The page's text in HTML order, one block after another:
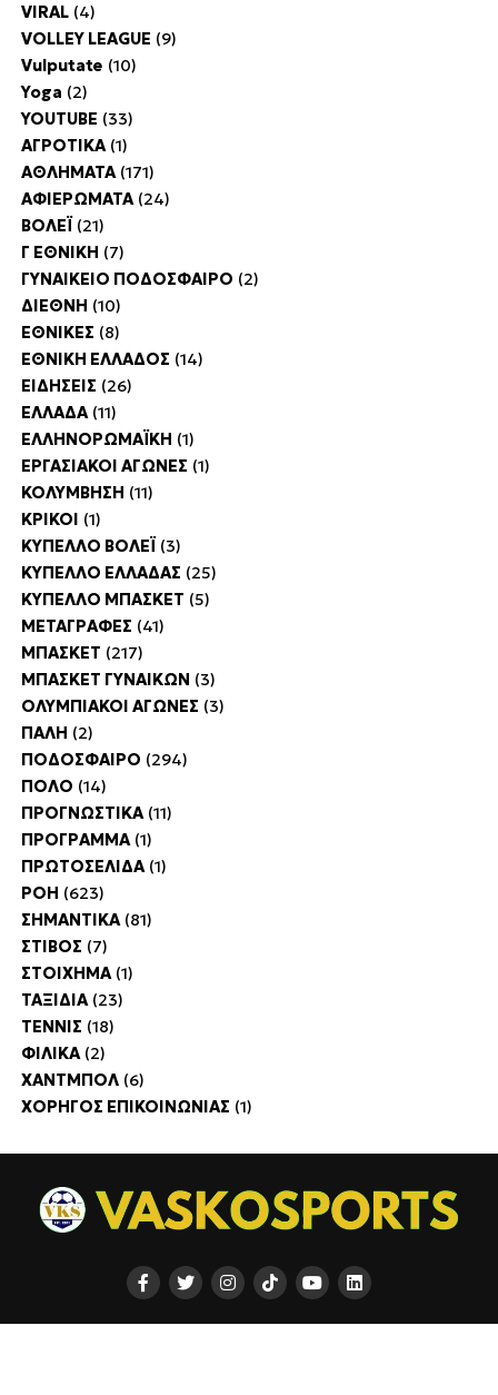
VIRAL(4)
VOLLEY LEAGUE (9)
Vulputate (10)
Yoga (2)
YOUTUBE (33)
ΑΓΡΟΤΙΚΑ(1)
ΑΘΛΗΜΑΤΑ(171)
ΑΦΙΕΡΩΜΑΤΑ(24)
ΒΟΛΕΪ (21)
Γ ΕΘΝΙΚΗ (7)
ΓΥΝΑΙΚΕΙΟ ΠΟΔΟΣΦΑΙΡΟ (2)
ΔΙΕΘΝΗ (10)
ΕΘΝΙΚΕΣ (8)
ΕΘΝΙΚΗ ΕΛΛΑΔΟΣ (14)
ΕΙΔΗΣΕΙΣ (26)
ΕΛΛΑΔΑ(11)
ΕΛΛΗΝΟΡΩΜΑΪΚΗ (1)
ΕΡΓΑΣΙΑΚΟΙ ΑΓΩΝΕΣ (1)
ΚΟΛΥΜΒΗΣΗ (11)
ΚΡΙΚΟΙ (1)
ΚΥΠΕΛΛΟ ΒΟΛΕΪ (3)
ΚΥΠΕΛΛΟ ΕΛΛΑΔΑΣ (25)
ΚΥΠΕΛΛΟ ΜΠΑΣΚΕΤ (5)
ΜΕΤΑΓΡΑΦΕΣ (41)
ΜΠΑΣΚΕΤ (217)
ΜΠΑΣΚΕΤ ΓΥΝΑΙΚΩΝ (3)
ΟΛΥΜΠΙΑΚΟΙ ΑΓΩΝΕΣ (3)
ΠΑΛΗ (2)
ΠΟΔΟΣΦΑΙΡΟ (294)
ΠΟΛΟ (14)
ΠΡΟΓΝΩΣΤΙΚΑ(11)
ΠΡΟΓΡΑΜΜΑ(1)
ΠΡΩΤΟΣΕΛΙΔΑ(1)
ΡΟΗ (623)
ΣΗΜΑΝΤΙΚΑ(81)
ΣΤΙΒΟΣ (7)
ΣΤΟΙΧΗΜΑ(1)
ΤΑΞΙΔΙΑ(23)
ΤΕΝΝΙΣ (18)
ΦΙΛΙΚΑ(2)
ΧΑΝΤΜΠΟΛ(6)
ΧΟΡΗΓΟΣ ΕΠΙΚΟΙΝΩΝΙΑΣ (1)